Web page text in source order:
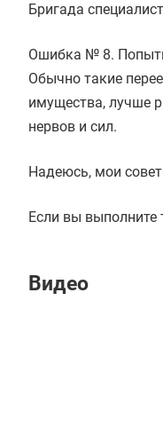
Бригада
Ошибка № 8.
Обычно такие
имущества, лучше
нервов и сил.
Надеюсь, мои
Если вы выполните
Видео